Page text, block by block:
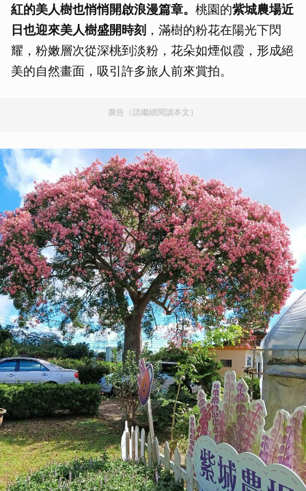
紅的美人樹也悄悄開啟浪漫篇章。 桃園的紫城農場近
日也迎來美人樹盛開時刻 ，滿樹的粉花在陽光下閃
耀，粉嫩層次從深桃到淡粉，花朵如煙似霞，形成絕
美的自然畫面，吸引許多旅人前來賞拍。
廣告（請繼續閱讀本文）